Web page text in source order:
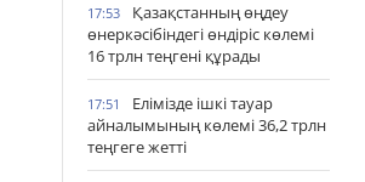
17:53
Қазақстанның өңдеу
өнеркәсібіндегі өндіріс көлемі
16 трлн теңгені құрады
17:51
Елімізде ішкі тауар
айналымының көлемі 36,2 трлн
теңгеге жетті